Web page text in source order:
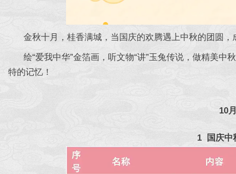
金秋十月，桂香满城，当国庆的欢腾遇上中秋的团圆，
绘“爱我中华”金箔画，听文物“讲”玉兔传说，做精美中
特的记忆！
10
1 国庆中